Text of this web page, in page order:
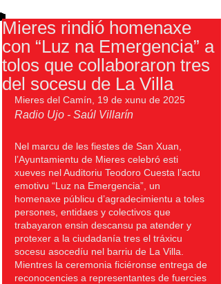
Mieres rindió homenaxe
con “Luz na Emergencia” a
tolos que collaboraron tres
del socesu de La Villa
Mieres del Camín, 19 de xunu de 2025
Radio Ujo - Saúl Villarín
Nel marcu de les fiestes de San Xuan,
l’Ayuntamientu de Mieres celebró esti
xueves nel Auditoriu Teodoro Cuesta l’actu
emotivu “Luz na Emergencia”, un
homenaxe públicu d’agradecimientu a toles
persones, entidaes y colectivos que
trabayaron ensin descansu pa atender y
protexer a la ciudadanía tres el tráxicu
socesu asocedíu nel barriu de La Villa.
Mientres la ceremonia ficiéronse entrega de
reconocencies a representantes de fuercies